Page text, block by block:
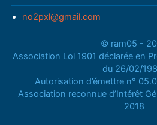
no2pxl@gmail.com
© ram05 -
Association Loi 1901 déclarée en
du 26/02/
Autorisation d’émettre n°
Association reconnue d’Intérêt
2018